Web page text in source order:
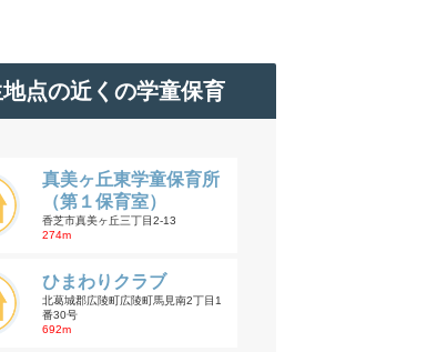
点の近くの学童保育
真美ヶ丘東学童保育所
（第１保育室）
香芝市真美ヶ丘三丁目2-13
274m
ひまわりクラブ
北葛城郡広陵町広陵町馬見南2丁目1
番30号
692m